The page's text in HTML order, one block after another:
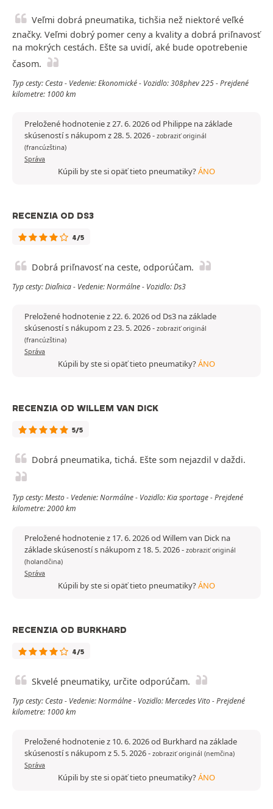
Veľmi dobrá pneumatika, tichšia než niektoré veľké
značky. Veľmi dobrý pomer ceny a kvality a dobrá priľnavosť
na mokrých cestách. Ešte sa uvidí, aké bude opotrebenie
časom.
Typ cesty: Cesta - Vedenie: Ekonomické - Vozidlo: 308phev 225 - Prejdené
kilometre: 1000 km
Preložené hodnotenie z 27. 6. 2026 od Philippe na základe
skúseností s nákupom z 28. 5. 2026- zobraziť originál
(francúzština)
Správa
Kúpili by ste si opäť tieto pneumatiky?ÁNO
RECENZIA OD DS3
4/5
Dobrá priľnavosť na ceste, odporúčam.
Typ cesty: Diaľnica - Vedenie: Normálne - Vozidlo: Ds3
Preložené hodnotenie z 22. 6. 2026 od Ds3 na základe
skúseností s nákupom z 23. 5. 2026- zobraziť originál
(francúzština)
Správa
Kúpili by ste si opäť tieto pneumatiky?ÁNO
RECENZIA OD WILLEM VAN DICK
5/5
Dobrá pneumatika, tichá. Ešte som nejazdil v daždi.
Typ cesty: Mesto - Vedenie: Normálne - Vozidlo: Kia sportage - Prejdené
kilometre: 2000 km
Preložené hodnotenie z 17. 6. 2026 od Willem van Dick na
základe skúseností s nákupom z 18. 5. 2026- zobraziť originál
(holandčina)
Správa
Kúpili by ste si opäť tieto pneumatiky?ÁNO
RECENZIA OD BURKHARD
4/5
Skvelé pneumatiky, určite odporúčam.
Typ cesty: Cesta - Vedenie: Normálne - Vozidlo: Mercedes Vito - Prejdené
kilometre: 1000 km
Preložené hodnotenie z 10. 6. 2026 od Burkhard na základe
skúseností s nákupom z 5. 5. 2026- zobraziť originál (nemčina)
Správa
Kúpili by ste si opäť tieto pneumatiky?ÁNO